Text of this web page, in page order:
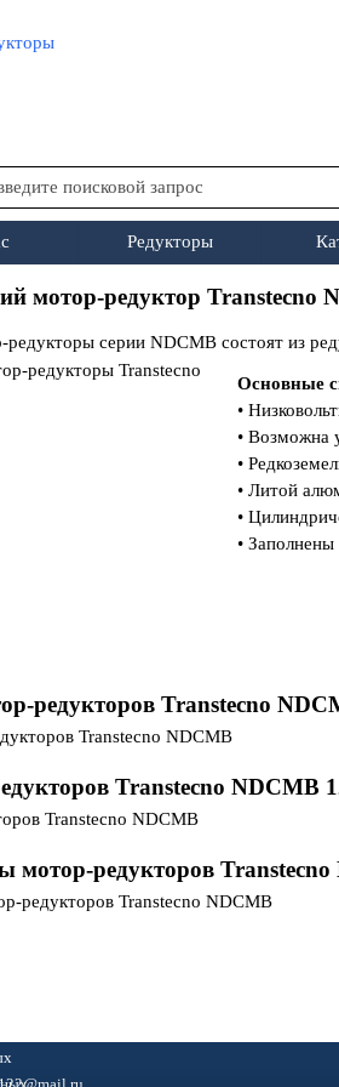
▼
Редукторы
мотор-редуктор Transtecno
серии NDCMB состоят из
Основные
•
• Возможна
•
• Литой
•
•
редукторов Transtecno
Transtecno NDCMB
мотор-редукторов